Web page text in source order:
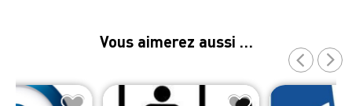
Vous aimerez aussi …